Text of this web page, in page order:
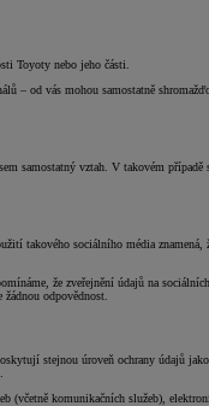
Toyoty nebo jeho části.
– od vás mohou samostatně
samostatný vztah. V takovém případě
takového sociálního média
že zveřejnění údajů na
odpovědnost.
stejnou úroveň ochrany údajů
(včetně komunikačních služeb),